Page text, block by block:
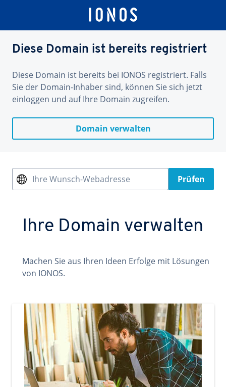
Diese Domain ist bereits registriert
Diese Domain ist bereits bei IONOS registriert. Falls
Sie der Domain-Inhaber sind, können Sie sich jetzt
einloggen und auf Ihre Domain zugreifen.
Domain verwalten
Ihre Wunsch-Webadresse Prüfen
Ihre Domain verwalten
Machen Sie aus Ihren Ideen Erfolge mit Lösungen
von IONOS.